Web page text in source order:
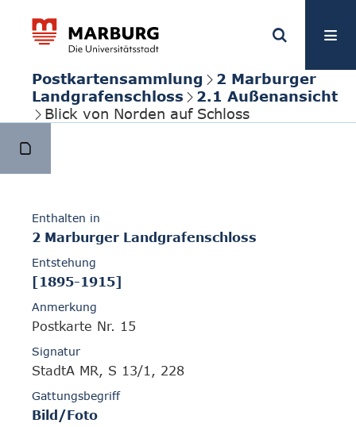
Postkartensammlung
2 Marburger
Landgrafenschloss
2.1 Außenansicht
Blick von Norden auf Schloss
Enthalten in
2 Marburger Landgrafenschloss
Entstehung
[1895-1915]
Anmerkung
Postkarte Nr. 15
Signatur
StadtA MR, S 13/1, 228
Gattungsbegriff
Bild/Foto